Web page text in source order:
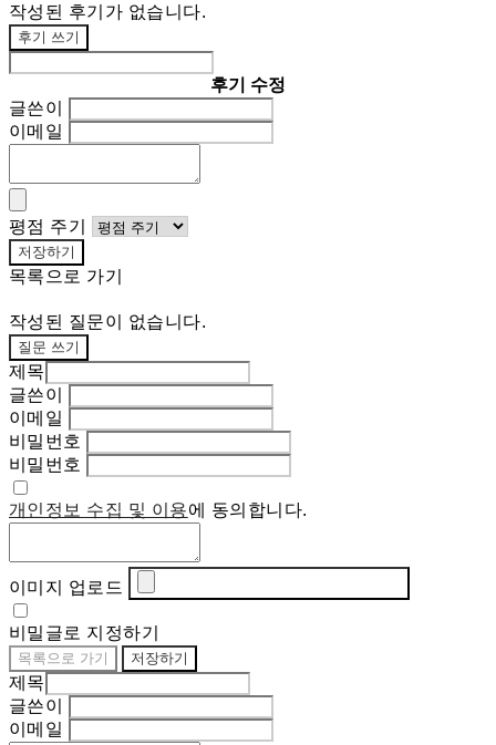
작성된 후기가 없습니다.
후기 쓰기
후기 수정
글쓴이
이메일
평점 주기
저장하기
목록으로 가기
작성된 질문이 없습니다.
질문 쓰기
제목
글쓴이
이메일
비밀번호
비밀번호
개인정보 수집 및 이용에 동의합니다.
이미지 업로드
비밀글로 지정하기
목록으로 가기 저장하기
제목
글쓴이
이메일